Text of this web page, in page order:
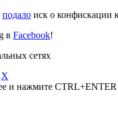
подало иск о конфискации
в Facebook!
сетях
X
и нажмите CTRL+ENTER